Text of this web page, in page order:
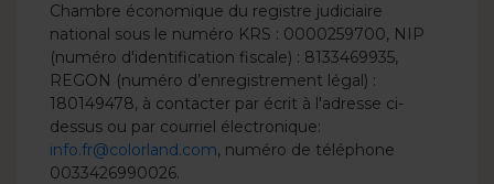
Chambre économique du registre judiciaire
national sous le numéro KRS : 0000259700, NIP
(numéro d'identification fiscale) : 8133469935,
REGON (numéro d’enregistrement légal) :
180149478, à contacter par écrit à l'adresse ci-
dessus ou par courriel électronique:
info.fr@colorland.com, numéro de téléphone
0033426990026.